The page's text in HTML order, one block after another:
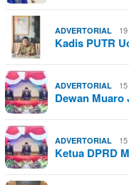
ADVERTORIAL
Kadis PUTR
ADVERTORIAL
Dewan
ADVERTORIAL
Ketua DPRD